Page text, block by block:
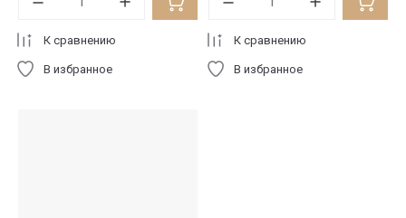
К сравнению
В избранное
К сравнению
В избранное